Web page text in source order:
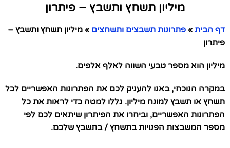
מיליון תשחץ ותשבץ – פיתרון
דף הבית » פתרונות תשבצים ותשחצים » מיליון תשחץ ותשבץ –
פיתרון
מיליון הוא מספר טבעי השווה לאלף אלפים.
במקרה הנוכחי, באנו להעניק לכם את הפתרונות האפשריים לכל
תשחץ או תשבץ למונח מיליון. גללו למטה כדי לראות את כל
הפתרונות האפשריים, וביחרו את הפיתרון שיתאים לכם לפי
מספר המשבצות הפנויות בתשחץ / בתשבץ שלכם.